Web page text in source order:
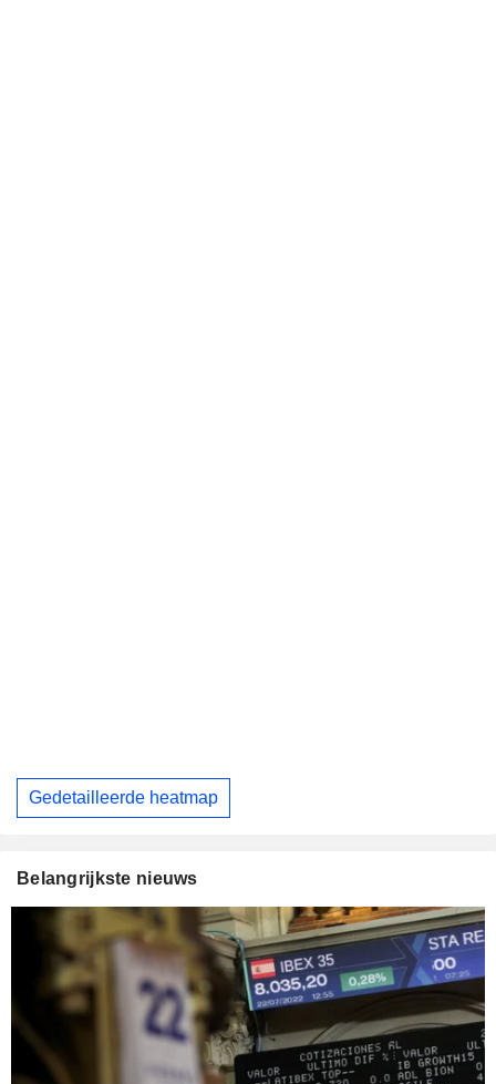
Gedetailleerde heatmap
Belangrijkste nieuws